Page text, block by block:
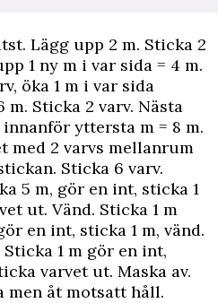
Lägg upp 2 m. Sticka 2
1 ny m i var sida = 4 m.
öka 1 m i var sida
Sticka 2 varv. Nästa
innanför yttersta m = 8 m.
med 2 varvs mellanrum
Sticka 6 varv.
5 m, gör en int, sticka 1
ut. Vänd. Sticka 1 m
en int, sticka 1 m, vänd.
1 m gör en int,
varvet ut. Maska av.
men åt motsatt håll.